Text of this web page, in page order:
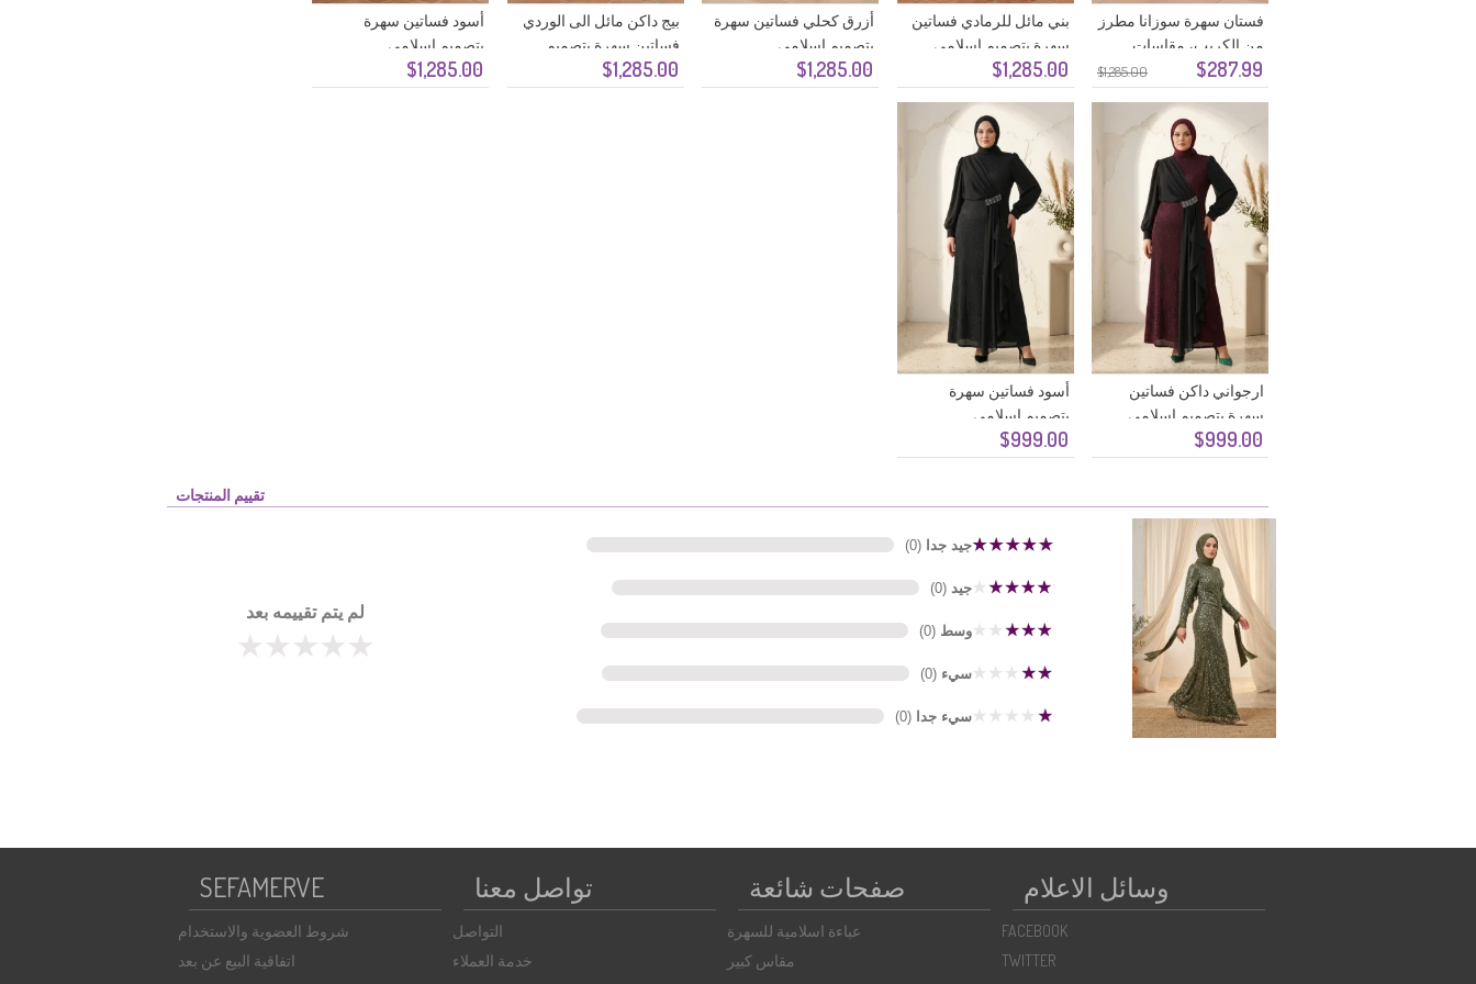
$1,285.00 $287.99
فستان سهرة سوزانا مطرز
من الكريب، مقاسات
كبيرة، لون كحلي، رقم
الموديل 6370-05
$1,285.00
بني مائل للرمادي فساتين
سهرة بتصميم اسلامي
$1,285.00
أزرق كحلي فساتين سهرة
بتصميم اسلامي
$1,285.00
بيج داكن مائل الى الوردي
فساتين سهرة بتصميم
اسلامي
$1,285.00
أسود فساتين سهرة
بتصميم اسلامي
$999.00
ارجواني داكن فساتين
سهرة بتصميم اسلامي
$999.00
أسود فساتين سهرة
بتصميم اسلامي
تقييم المنتجات
جيد جدا (0)
جيد (0)
وسط (0)
سيء (0)
سيء جدا (0)
لم يتم تقييمه بعد
SEFAMERVE
شروط العضوية والاستخدام
اتفاقية البيع عن بعد
تواصل معنا
التواصل
خدمة العملاء
صفحات شائعة
عباءة اسلامية للسهرة
مقاس كبير
وسائل الاعلام
FACEBOOK
TWITTER